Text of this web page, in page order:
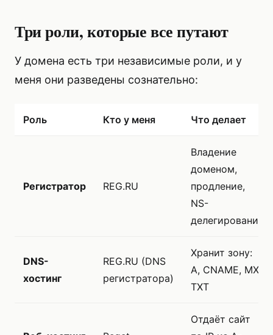
Три роли, которые все путают
У домена есть три независимые роли, и у
меня они разведены сознательно:
Роль Кто у меня Что делает
Регистратор REG.RU
Владение
доменом,
продление,
NS-
делегирование
DNS-
хостинг
REG.RU (DNS
регистратора)
Хранит зону:
A, CNAME, MX,
TXT
Отдаёт сайт